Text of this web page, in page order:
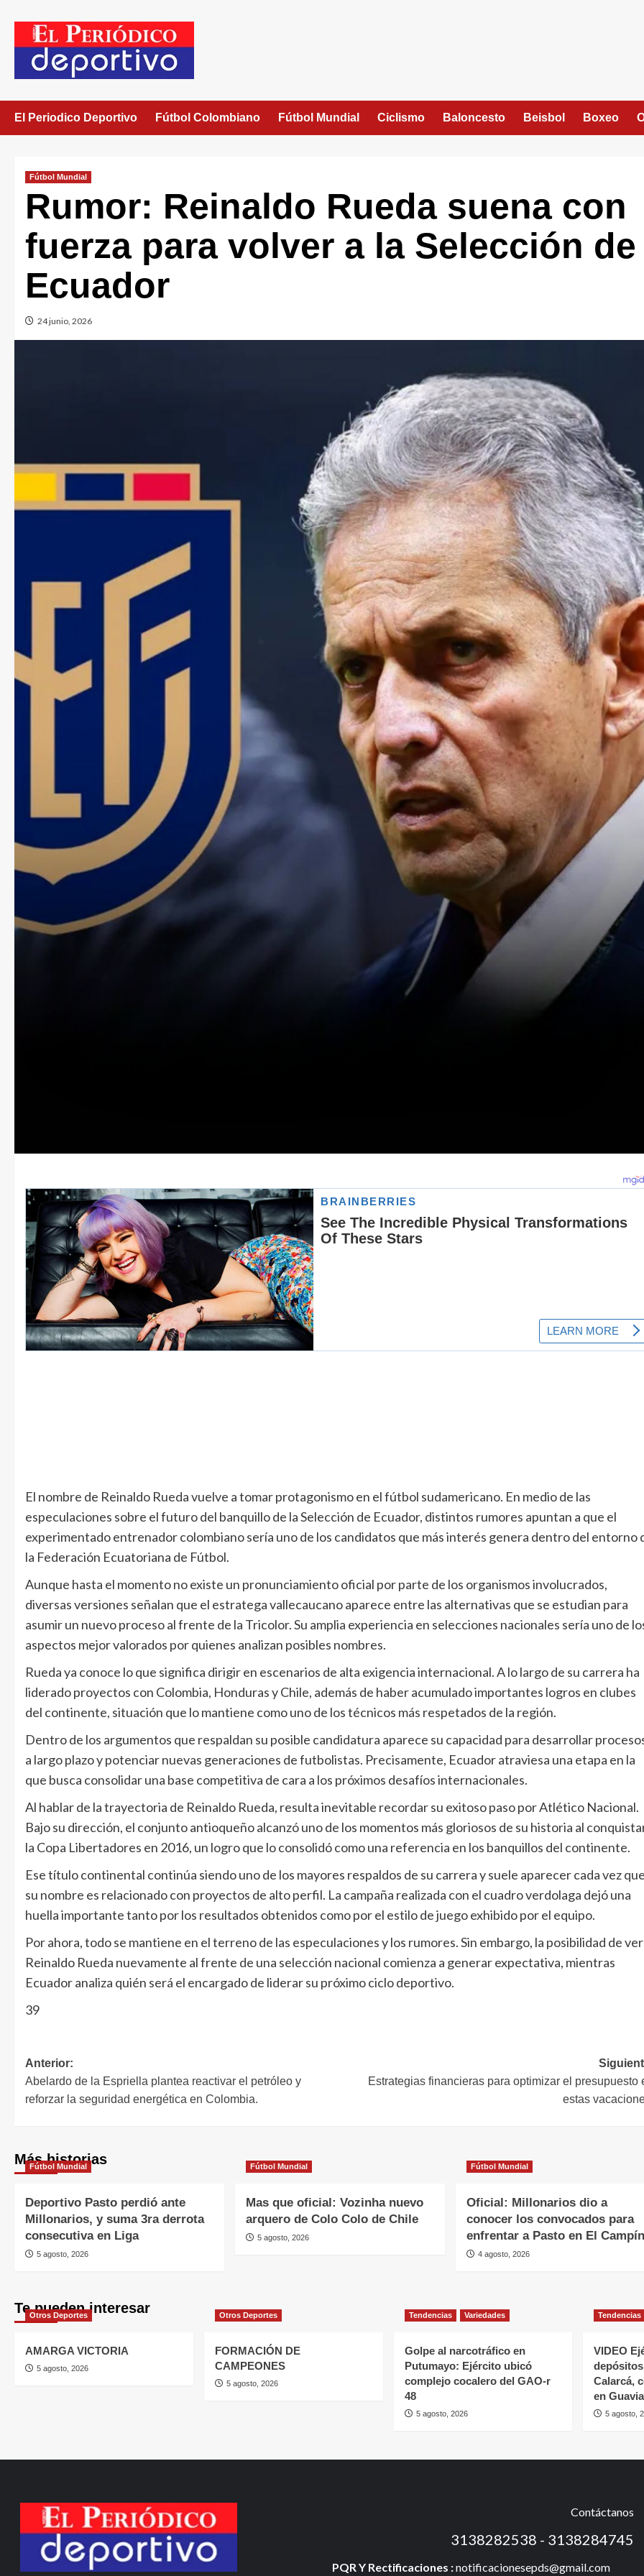
El Periodico Deportivo Fútbol Colombiano Fútbol Mundial Ciclismo Baloncesto Beisbol Boxeo
Fútbol Mundial
Rumor: Reinaldo Rueda suena con
fuerza para volver a la Selección de
Ecuador
24 junio, 2026
El nombre de Reinaldo Rueda vuelve a tomar protagonismo en el fútbol sudamericano. En medio de las
especulaciones sobre el futuro del banquillo de la Selección de Ecuador, distintos rumores apuntan a que el
experimentado entrenador colombiano sería uno de los candidatos que más interés genera dentro del entorno
la Federación Ecuatoriana de Fútbol.
Aunque hasta el momento no existe un pronunciamiento oficial por parte de los organismos involucrados,
diversas versiones señalan que el estratega vallecaucano aparece entre las alternativas que se estudian para
asumir un nuevo proceso al frente de la Tricolor. Su amplia experiencia en selecciones nacionales sería uno de
aspectos mejor valorados por quienes analizan posibles nombres.
Rueda ya conoce lo que significa dirigir en escenarios de alta exigencia internacional. A lo largo de su carrera ha
liderado proyectos con Colombia, Honduras y Chile, además de haber acumulado importantes logros en clubes
del continente, situación que lo mantiene como uno de los técnicos más respetados de la región.
Dentro de los argumentos que respaldan su posible candidatura aparece su capacidad para desarrollar
a largo plazo y potenciar nuevas generaciones de futbolistas. Precisamente, Ecuador atraviesa una etapa en la
que busca consolidar una base competitiva de cara a los próximos desafíos internacionales.
Al hablar de la trayectoria de Reinaldo Rueda, resulta inevitable recordar su exitoso paso por Atlético Nacional.
Bajo su dirección, el conjunto antioqueño alcanzó uno de los momentos más gloriosos de su historia al
la Copa Libertadores en 2016, un logro que lo consolidó como una referencia en los banquillos del continente.
Ese título continental continúa siendo uno de los mayores respaldos de su carrera y suele aparecer cada vez
su nombre es relacionado con proyectos de alto perfil. La campaña realizada con el cuadro verdolaga dejó una
huella importante tanto por los resultados obtenidos como por el estilo de juego exhibido por el equipo.
Por ahora, todo se mantiene en el terreno de las especulaciones y los rumores. Sin embargo, la posibilidad de
Reinaldo Rueda nuevamente al frente de una selección nacional comienza a generar expectativa, mientras
Ecuador analiza quién será el encargado de liderar su próximo ciclo deportivo.
39
Anterior:
Abelardo de la Espriella plantea reactivar el petróleo y
reforzar la seguridad energética en Colombia.
Estrategias financieras para optimizar el presupuesto
estas
Más historias
Fútbol Mundial
Deportivo Pasto perdió ante
Millonarios, y suma 3ra derrota
consecutiva en Liga
5 agosto, 2026
Fútbol Mundial
Mas que oficial: Vozinha nuevo
arquero de Colo Colo de Chile
5 agosto, 2026
Fútbol Mundial
Oficial: Millonarios dio a
conocer los convocados para
enfrentar a Pasto en El Campín
4 agosto, 2026
Te pueden interesar
Otros Deportes
AMARGA VICTORIA
5 agosto, 2026
Otros Deportes
FORMACIÓN DE
CAMPEONES
5 agosto, 2026
Tendencias Variedades
Golpe al narcotráfico en
Putumayo: Ejército ubicó
complejo cocalero del GAO-r
48
5 agosto, 2026
Tendencias
VIDEO
Calarcá,
en
5 agosto,
Contáctanos
3138282538 - 3138284745
PQR Y Rectificaciones :notificacionesepds@gmail.com